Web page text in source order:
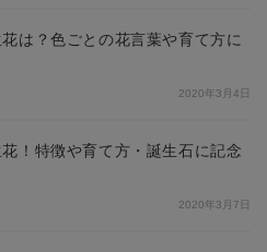
は？色ごとの花言葉や育て方に
2020年3月4日
！特徴や育て方・誕生石に記念
2020年3月7日